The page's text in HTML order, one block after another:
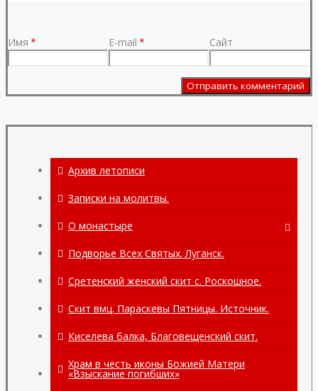
Имя * E-mail * Сайт
Архив летописи
Записки на молитвы.
О монастыре
О монастыре
Вознесенский храм.
Храмы в честь Ченстоховской иконы и
во имя свт. Спиридона
село Хорошее.
Подворье Всех Святых. Луганск.
Сретенский женский скит с. Роскошное.
Скит вмц. Параскевы Пятницы. Источник.
Киселева балка, Благовещенский скит.
Храм в честь иконы Божией Матери
«Взыскание погибших»